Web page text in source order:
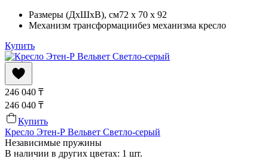
Размеры (ДхШхВ), см72 x 70 x 92
Механизм трансформациибез механизма кресло
Купить
246 040 ₸
246 040 ₸
Купить
Кресло Этен-Р Вельвет Светло-серый
Независимые пружины
В наличии в других цветах: 1 шт.